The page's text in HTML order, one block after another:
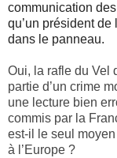
communication
qu’un président
dans le panneau.
Oui, la rafle du Vel
partie d’un crime
une lecture bien
commis par la
est-il le seul
à l’Europe ?